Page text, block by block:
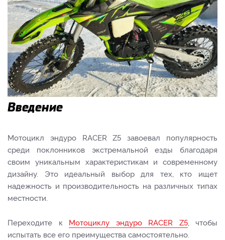
Введение
Мотоцикл эндуро RACER Z5 завоевал популярность
среди поклонников экстремальной езды благодаря
своим уникальным характеристикам и современному
дизайну. Это идеальный выбор для тех, кто ищет
надежность и производительность на различных типах
местности.
Переходите к Мотоциклу эндуро RACER Z5, чтобы
испытать все его преимущества самостоятельно.